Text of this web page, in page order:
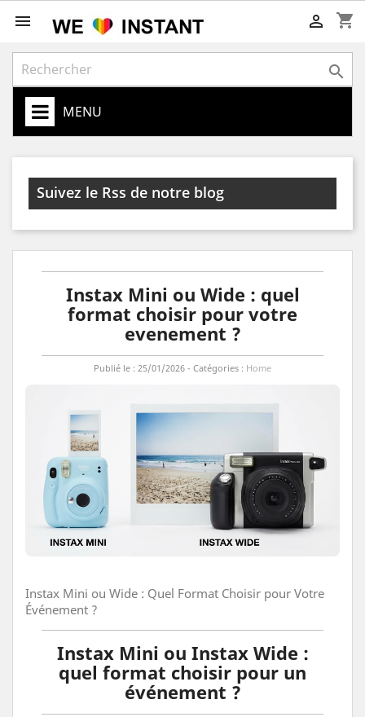
 shopping_cart


MENU
Suivez le Rss de notre blog
Instax Mini ou Wide : quel
format choisir pour votre
evenement ?
Publié le : 25/01/2026 - Catégories : Home
Instax Mini ou Wide : Quel Format Choisir pour Votre
Événement ?
Instax Mini ou Instax Wide :
quel format choisir pour un
événement ?